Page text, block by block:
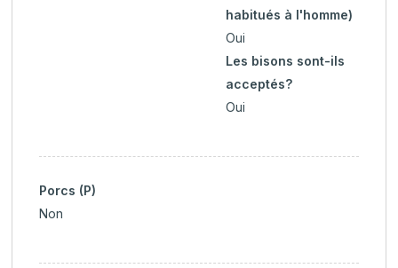
habitués à l'homme)
Oui
Les bisons sont-ils
acceptés?
Oui
Porcs (P)
Non